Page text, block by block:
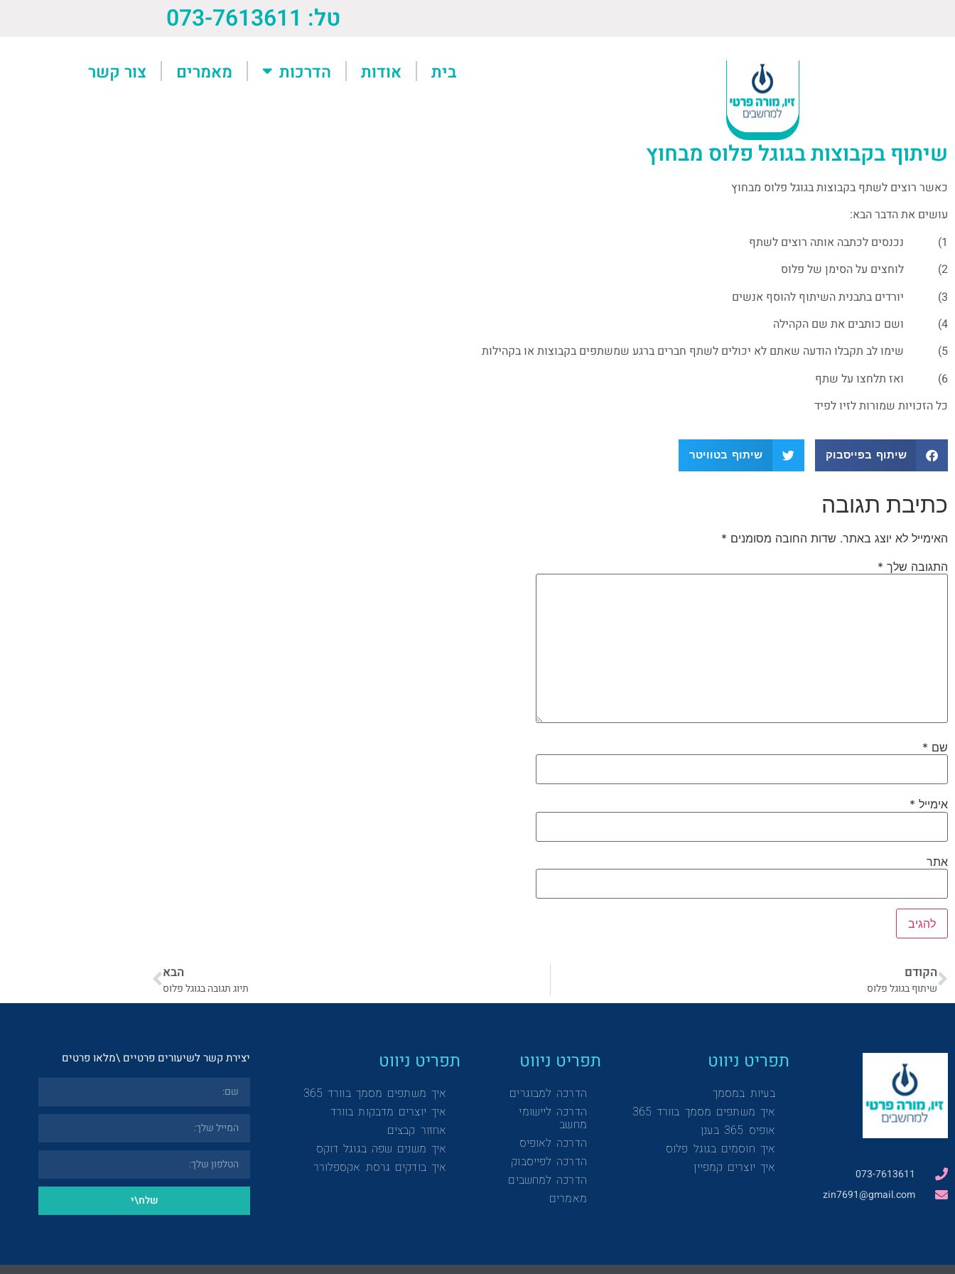
טל: 073-7613611
בית אודות הדרכות מאמרים צור קשר
שיתוף בקבוצות בגוגל פלוס מבחוץ
כאשר רוצים לשתף בקבוצות בגוגל פלוס מבחוץ
עושים את הדבר הבא:
1) נכנסים לכתבה אותה רוצים לשתף
2) לוחצים על הסימן של פלוס
3) יורדים בתבנית השיתוף להוסף אנשים
4) ושם כותבים את שם הקהילה
5) שימו לב תקבלו הודעה שאתם לא יכולים לשתף חברים ברגע שמשתפים בקבוצות או בקהילות
6) ואז תלחצו על שתף
כל הזכויות שמורות לזיו לפיד
שיתוף בפייסבוק שיתוף בטוויטר
כתיבת תגובה
האימייל לא יוצג באתר. שדות החובה מסומנים *
התגובה שלך *
שם *
אימייל *
אתר
הקודם
שיתוף בגוגל פלוס
הבא
תיוג תגובה בגוגל פלוס
073-7613611
zin7691@gmail.com
תפריט ניווט
בעיות במסמך
איך משתפים מסמך בוורד 365
אופיס 365 בענן
איך חוסמים בגוגל פלוס
איך יוצרים קמפיין
תפריט ניווט
הדרכה למבוגרים
הדרכה ליישומי
מחשב
הדרכה לאופיס
הדרכה לפייסבוק
הדרכה למחשבים
מאמרים
תפריט ניווט
איך משתפים מסמך בוורד 365
איך יוצרים מדבקות בוורד
אחזור קבצים
איך משנים שפה בגוגל דוקס
איך בודקים גרסת אקספלורר
יצירת קשר לשיעורים פרטיים \מלאו פרטים
שלח\י